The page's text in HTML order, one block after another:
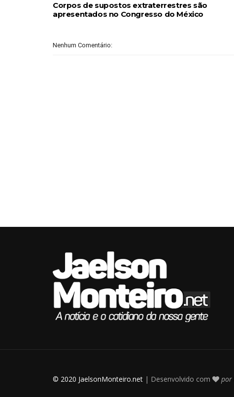
Corpos de supostos extraterrestres são
apresentados no Congresso do México
Nenhum Comentário:
© 2020 JaelsonMonteiro.net | Desenvolvido com por